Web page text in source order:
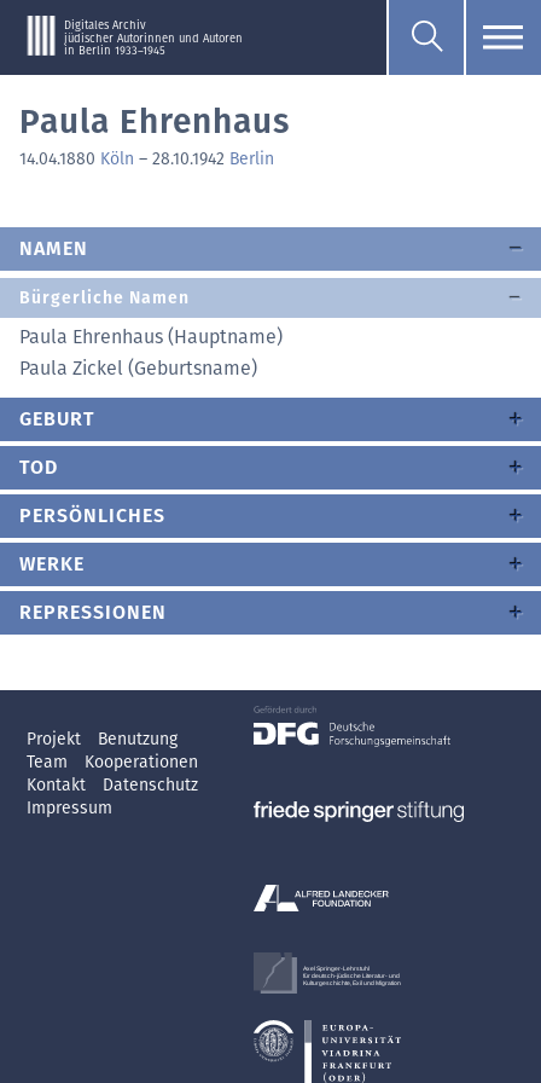
Digitales Archiv
jüdischer Autorinnen und Autoren
in Berlin 1933–1945
Paula Ehrenhaus
14.04.1880 Köln – 28.10.1942 Berlin
NAMEN
Bürgerliche Namen
Paula Ehrenhaus (Hauptname)
Paula Zickel (Geburtsname)
GEBURT
TOD
PERSÖNLICHES
WERKE
REPRESSIONEN
Projekt
Benutzung
Team
Kooperationen
Kontakt
Datenschutz
Impressum
Axel Springer-Lehrstuhl
für deutsch-jüdische Literatur- und
Kulturgeschichte, Exil und Migration